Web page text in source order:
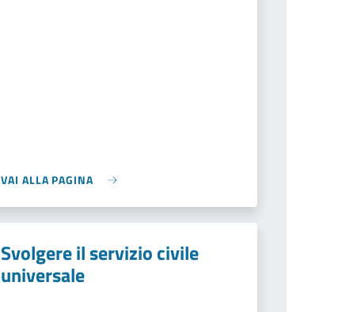
VAI ALLA PAGINA
Svolgere il servizio civile
universale